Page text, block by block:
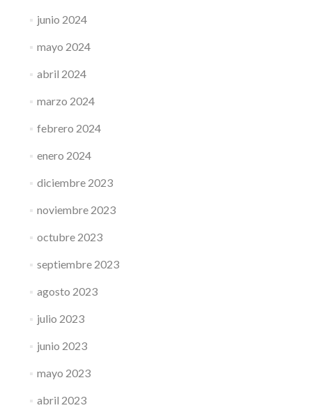
junio 2024
mayo 2024
abril 2024
marzo 2024
febrero 2024
enero 2024
diciembre 2023
noviembre 2023
octubre 2023
septiembre 2023
agosto 2023
julio 2023
junio 2023
mayo 2023
abril 2023